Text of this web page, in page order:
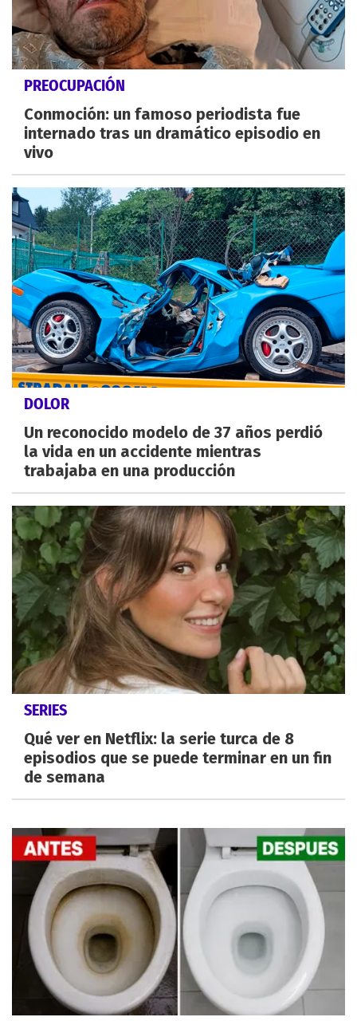
PREOCUPACIÓN
Conmoción: un famoso periodista fue
internado tras un dramático episodio en
vivo
DOLOR
Un reconocido modelo de 37 años perdió
la vida en un accidente mientras
trabajaba en una producción
SERIES
Qué ver en Netflix: la serie turca de 8
episodios que se puede terminar en un fin
de semana